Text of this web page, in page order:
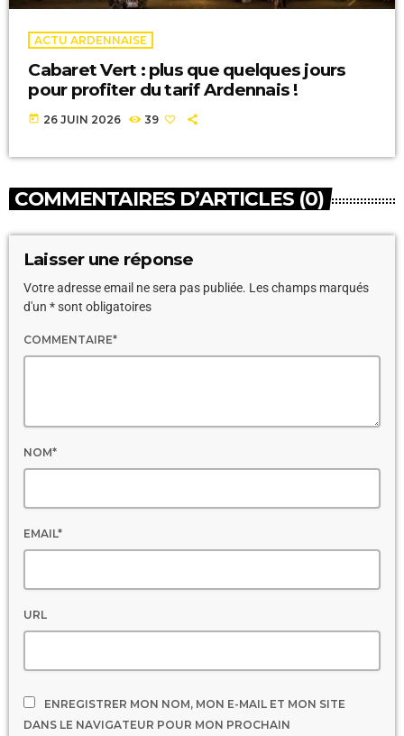
ACTU ARDENNAISE
Cabaret Vert : plus que quelques jours
pour profiter du tarif Ardennais !
today 26 JUIN 2026 39
COMMENTAIRES D’ARTICLES (0)
Laisser une réponse
Votre adresse email ne sera pas publiée. Les champs marqués
d'un * sont obligatoires
COMMENTAIRE*
NOM*
EMAIL*
URL
ENREGISTRER MON NOM, MON E-MAIL ET MON SITE
DANS LE NAVIGATEUR POUR MON PROCHAIN